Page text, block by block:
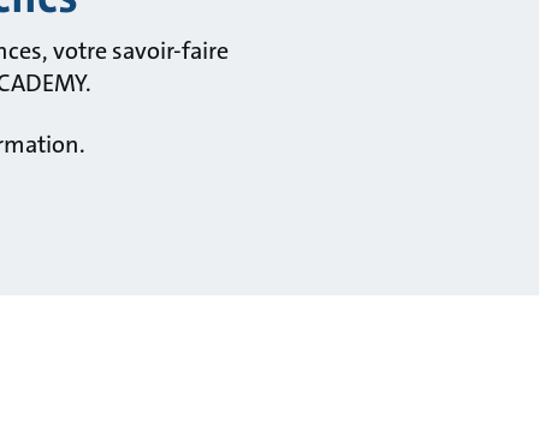
votre savoir-faire